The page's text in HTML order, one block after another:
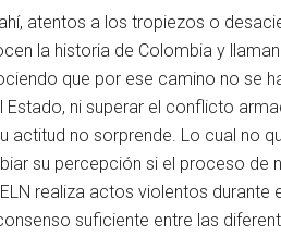
atentos a los tropiezos o
la historia de Colombia y
que por ese camino no se
ni superar el conflicto
actitud no sorprende. Lo cual no
su percepción si el proceso de
realiza actos violentos durante
suficiente entre las